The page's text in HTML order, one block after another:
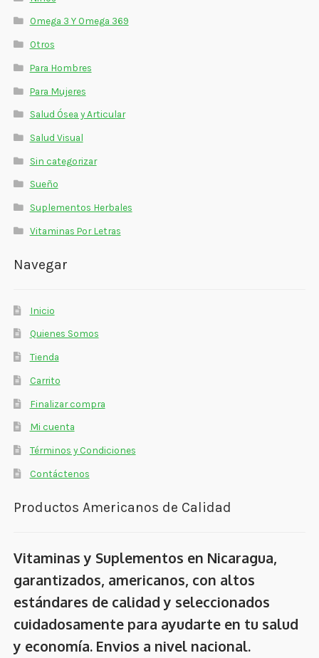
Omega 3 Y Omega 369
Otros
Para Hombres
Para Mujeres
Salud Ósea y Articular
Salud Visual
Sin categorizar
Sueño
Suplementos Herbales
Vitaminas Por Letras
Navegar
Inicio
Quienes Somos
Tienda
Carrito
Finalizar compra
Mi cuenta
Términos y Condiciones
Contáctenos
Productos Americanos de Calidad
Vitaminas y Suplementos en Nicaragua,
garantizados, americanos, con altos
estándares de calidad y seleccionados
cuidadosamente para ayudarte en tu salud
y economía. Envios a nivel nacional.